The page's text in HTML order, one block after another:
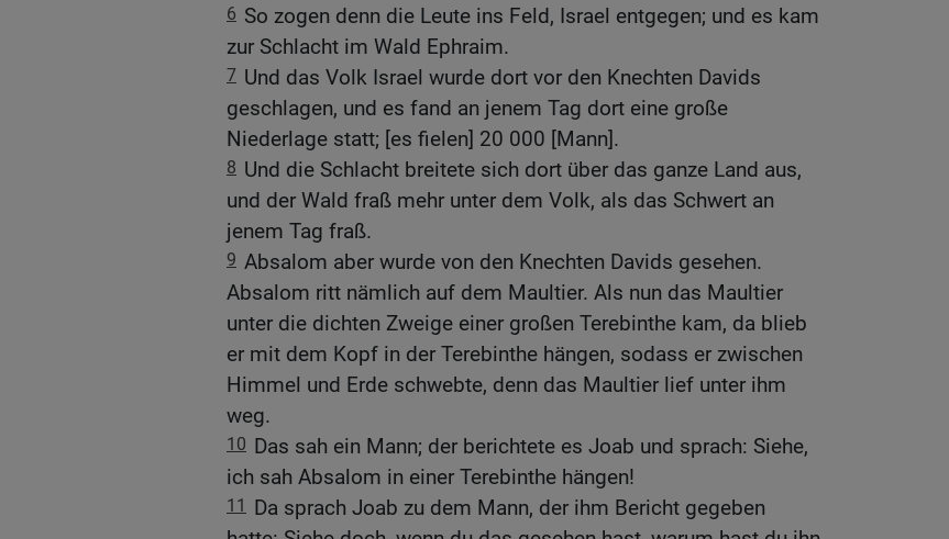
6 So zogen denn die Leute ins Feld, Israel entgegen; und es kam
zur Schlacht im Wald Ephraim.
7 Und das Volk Israel wurde dort vor den Knechten Davids
geschlagen, und es fand an jenem Tag dort eine große
Niederlage statt; [es fielen] 20 000 [Mann].
8 Und die Schlacht breitete sich dort über das ganze Land aus,
und der Wald fraß mehr unter dem Volk, als das Schwert an
jenem Tag fraß.
9 Absalom aber wurde von den Knechten Davids gesehen.
Absalom ritt nämlich auf dem Maultier. Als nun das Maultier
unter die dichten Zweige einer großen Terebinthe kam, da blieb
er mit dem Kopf in der Terebinthe hängen, sodass er zwischen
Himmel und Erde schwebte, denn das Maultier lief unter ihm
weg.
10 Das sah ein Mann; der berichtete es Joab und sprach: Siehe,
ich sah Absalom in einer Terebinthe hängen!
11
Da sprach Joab zu dem Mann, der ihm Bericht gegeben